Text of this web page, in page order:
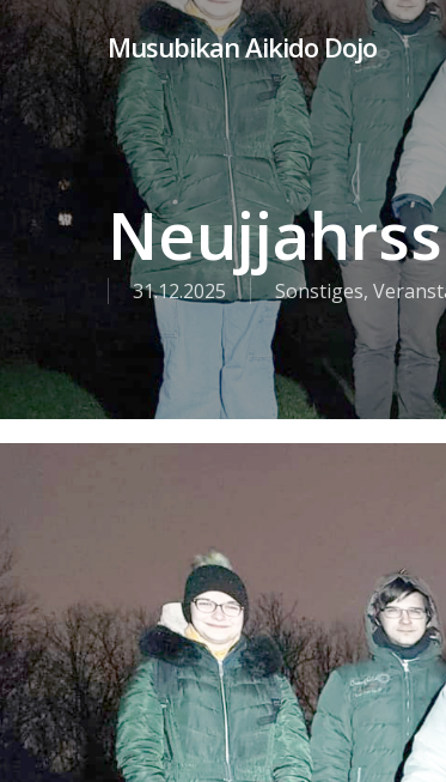
Skip
to
main
content
Musubikan Aikido Dojo
31.12.2025 Sonstiges,